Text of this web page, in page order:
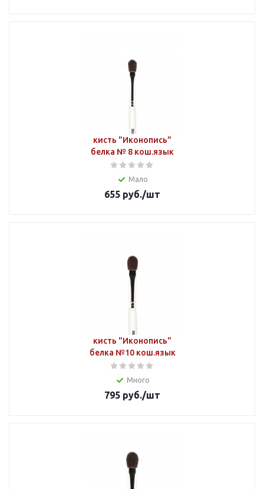
кисть "Иконопись"
белка № 8 кош.язык
Мало
655 руб./шт
кисть "Иконопись"
белка №10 кош.язык
Много
795 руб./шт